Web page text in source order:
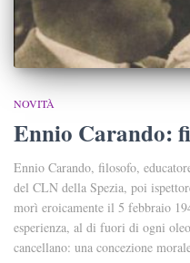
NOVITÀ
Ennio Carando:
Ennio Carando, filosofo,
del CLN della Spezia, poi
morì eroicamente il 5 febbraio
esperienza, al di fuori di ogni
cancellano: una concezione